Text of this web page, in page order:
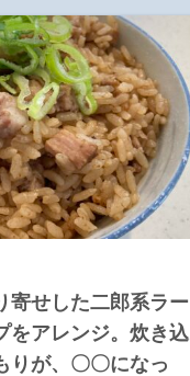
寄せした二郎系ラー
をアレンジ。炊き込
りが、〇〇になっ